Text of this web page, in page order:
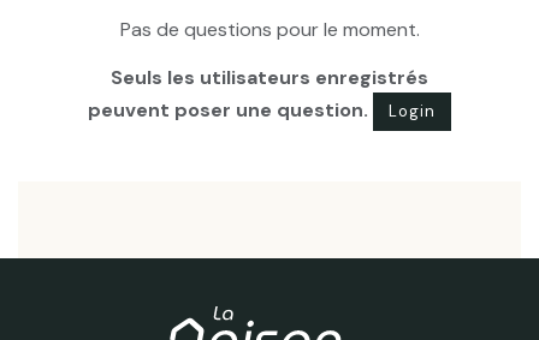
Pas de questions pour le moment.
Seuls les utilisateurs enregistrés
peuvent poser une question.
Login